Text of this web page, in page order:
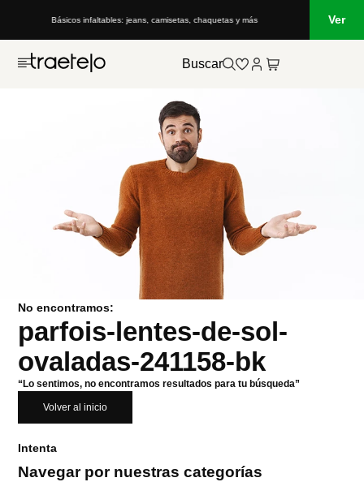
Básicos infaltables: jeans, camisetas, chaquetas y más Ver
Buscar
No encontramos:
parfois-lentes-de-sol-
ovaladas-241158-bk
“Lo sentimos, no encontramos resultados para tu búsqueda”
Volver al inicio
Intenta
Navegar por nuestras categorías